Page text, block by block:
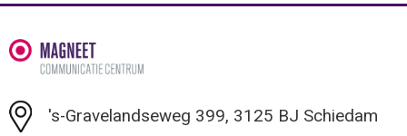
Minimale afname: 1
's-Gravelandseweg 399, 3125 BJ Schiedam